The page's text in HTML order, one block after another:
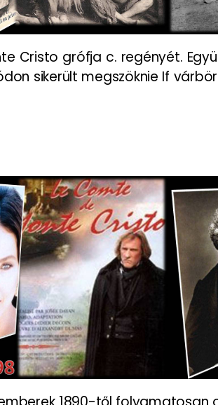
Cristo grófja c. regényét.
sikerült megszöknie If